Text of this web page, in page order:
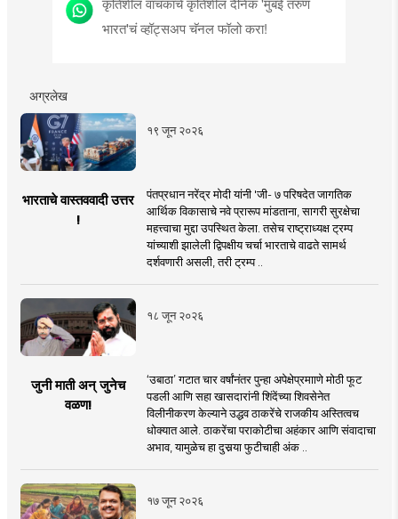
भारत'चं व्हॉट्सअप चॅनल फॉलो करा!
अग्रलेख
१९ जून २०२६
भारताचे वास्तववादी उत्तर
!
पंतप्रधान नरेंद्र मोदी यांनी 'जी- ७ परिषदेत जागतिक
आर्थिक विकासाचे नवे प्रारूप मांडताना, सागरी सुरक्षेचा
महत्त्वाचा मुद्दा उपस्थित केला. तसेच राष्ट्राध्यक्ष ट्रम्प
यांच्याशी झालेली द्विपक्षीय चर्चा भारताचे वाढते सामर्थ
दर्शवणारी असली, तरी ट्रम्प ..
१८ जून २०२६
जुनी माती अन् जुनेच
वळण!
‘उबाठा’ गटात चार वर्षांनंतर पुन्हा अपेक्षेप्रमााणे मोठी फूट
पडली आणि सहा खासदारांनी शिंदेंच्या शिवसेनेत
विलीनीकरण केल्याने उद्धव ठाकरेंचे राजकीय अस्तित्वच
धोक्यात आले. ठाकरेंचा पराकोटीचा अहंकार आणि संवादाचा
अभाव, यामुळेच हा दुसर्‍या फुटीचाही अंक ..
१७ जून २०२६